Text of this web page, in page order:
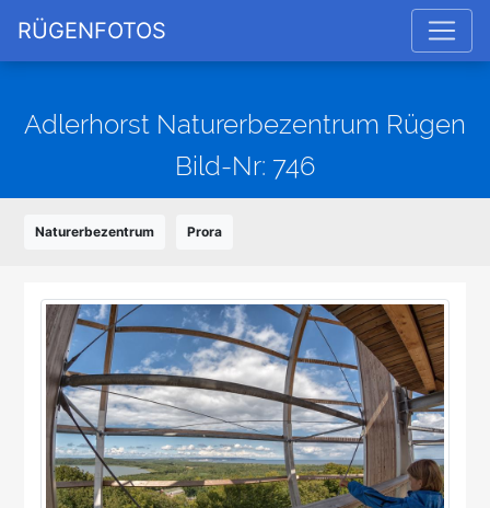
RÜGENFOTOS
Adlerhorst Naturerbezentrum Rügen
Bild-Nr: 746
Naturerbezentrum Prora